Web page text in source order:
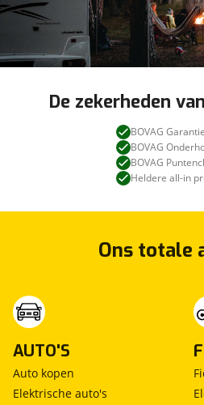
De zekerheden
BOVAG Garantie
BOVAG
BOVAG
Heldere all-in
Ons totale
AUTO'S
Auto kopen
Elektrische auto's